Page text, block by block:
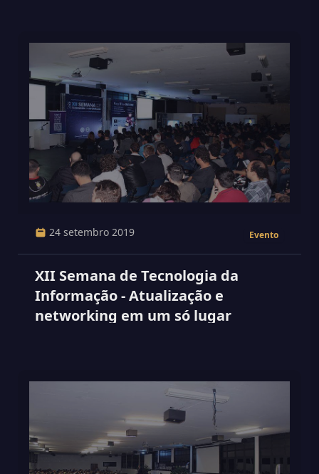
24 setembro 2019 Evento
XII Semana de Tecnologia da
Informação - Atualização e
networking em um só lugar